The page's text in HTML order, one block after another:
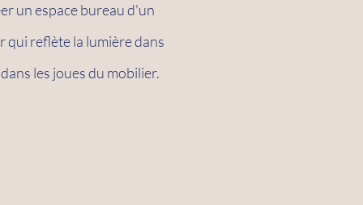
un espace bureau d'un
qui reflète la lumière dans
les joues du mobilier.